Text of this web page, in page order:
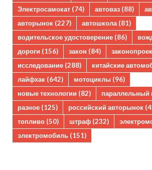
Электросамокат (74) автоваз (88)
авторынок (227) автошкола(81)
водительское удостоверение (86)
дороги (156) закон (84)
исследование (288) китайские
лайфхак (642) мотоциклы (96)
новые технологии (82) параллельный
разное (125) российский авторынок
топливо (50) штраф (232)
электромобиль (151)